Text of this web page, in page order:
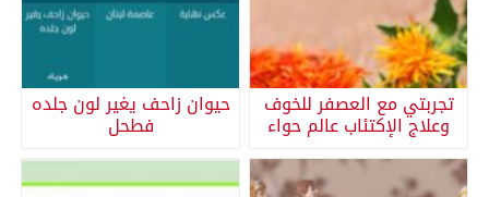
تجربتي مع العصفر للخوف
وعلاج الإكتئاب عالم حواء
حيوان زاحف يغير لون جلده
فطحل